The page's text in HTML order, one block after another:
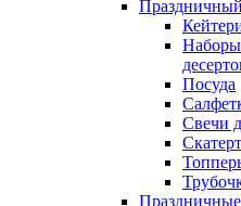
Наборы
Посуда
Свечи